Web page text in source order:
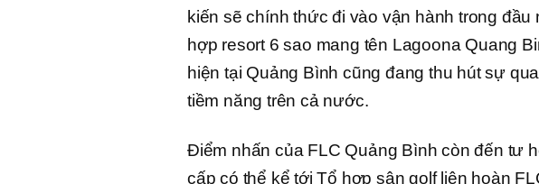
kiến sẽ chính thức đi vào vận hành trong đầu
hợp resort 6 sao mang tên Lagoona Quang
hiện tại Quảng Bình cũng đang thu hút sự
tiềm năng trên cả nước.
Điểm nhấn của FLC Quảng Bình còn đến tư
cấp có thể kể tới Tổ hợp sân golf liên hoàn